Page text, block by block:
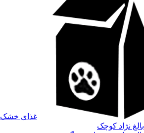
غذای
بالغ نژاد کوچک